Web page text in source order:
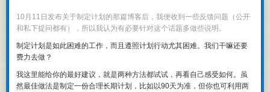
急性和慢性的心理创伤疗愈（包括性侵犯、车祸、长期言语情感暴力等）
常见的情绪管理问题（如焦虑、抑郁、愤怒、冲动等）
人际沟通、亲密关系、社交障碍和依恋问题
自信、自尊、自律、安全感、责任心等个人问题
青少年的注意力不集中、行为不良或暴力倾向等
婚姻和家庭中的沟通问题或创伤性事件（如离婚、丧偶、重症、残疾等）
10月11日发布关于制定计划 的那篇博客后，我便收到一些反馈问题（公开
和私下提问都有），所以我认为有必要针对这个话题多做些说明。
制定计划是如此困难的工作，而且遵照计划行动尤其困难。我们干嘛还要
费力去做？
我这里能给你的最好建议，就是两种方法都试试，再看自己感受如何。虽
然最佳做法是制定一份合理长期计划，比如以90天为准，但你也可利用两